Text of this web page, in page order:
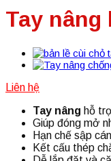
Tay nâng
Liên hệ
Tay nâng hỗ
Giúp đóng mở
Hạn chế sập
Kết cấu thép